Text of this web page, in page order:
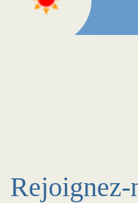
Rejoignez-